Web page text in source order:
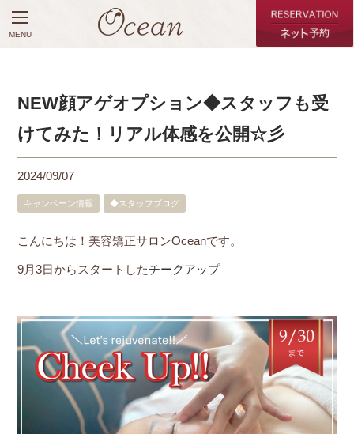
MENU
NEW顔アゲオプション◆スタッフも受
けてみた！リアル体感を公開☆彡
2024/09/07
キャンペーン情報 ◆スタッフブログ
こんにちは！美容矯正サロンOceanです。
9月3日からスタートしたチークアップ